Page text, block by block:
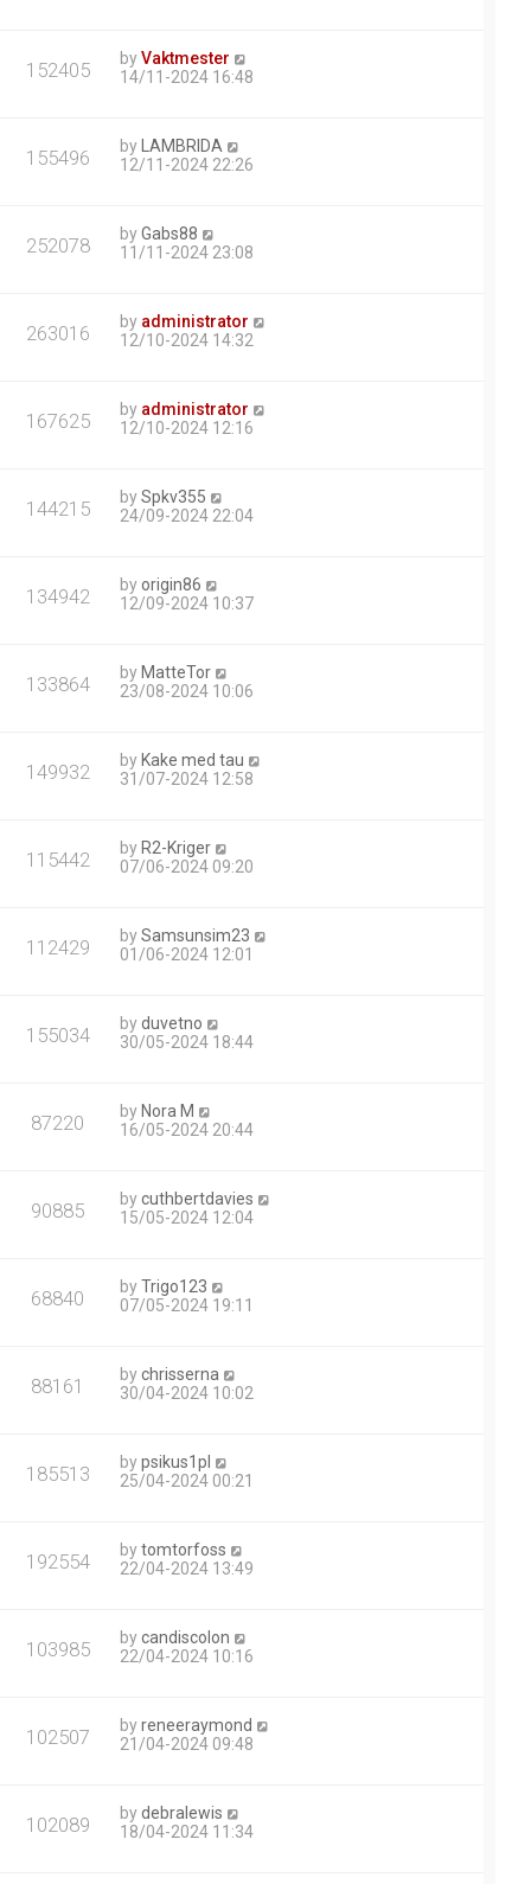
152405 byVaktmester
14/11-2024 16:48
155496 by
LAMBRIDA
12/11-2024 22:26
252078 byGabs88
11/11-2024 23:08
263016 by administrator
12/10-2024 14:32
167625 by administrator
12/10-2024 12:16
144215 bySpkv355
24/09-2024 22:04
134942 byorigin86
12/09-2024 10:37
133864 by MatteTor
23/08-2024 10:06
149932 by Kake med tau
31/07-2024 12:58
115442 by R2-Kriger
07/06-2024 09:20
112429 bySamsunsim23
01/06-2024 12:01
155034 byduvetno
30/05-2024 18:44
87220 by Nora M
16/05-2024 20:44
90885 bycuthbertdavies
15/05-2024 12:04
68840 byTrigo123
07/05-2024 19:11
88161 bychrisserna
30/04-2024 10:02
185513 bypsikus1pl
25/04-2024 00:21
192554 bytomtorfoss
22/04-2024 13:49
103985 bycandiscolon
22/04-2024 10:16
102507 byreneeraymond
21/04-2024 09:48
102089 bydebralewis
18/04-2024 11:34